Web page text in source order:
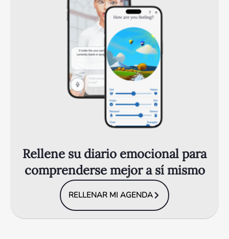
Rellene su diario emocional para
comprenderse mejor a sí mismo
RELLENAR MI AGENDA